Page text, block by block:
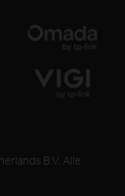
B.V. Alle